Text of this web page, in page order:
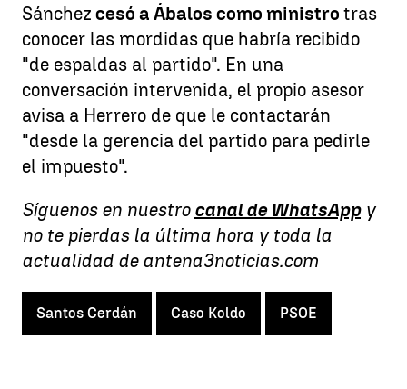
Sánchez cesó a Ábalos como ministro tras
conocer las mordidas que habría recibido
"de espaldas al partido". En una
conversación intervenida, el propio asesor
avisa a Herrero de que le contactarán
"desde la gerencia del partido para pedirle
el impuesto".
Síguenos en nuestro canal de WhatsAppy
no te pierdas la última hora y toda la
actualidad de antena3noticias.com
Santos Cerdán Caso Koldo PSOE